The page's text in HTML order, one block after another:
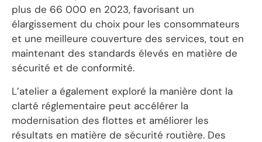
plus de 66 000 en 2023, favorisant un
élargissement du choix pour les consommateurs
et une meilleure couverture des services, tout en
maintenant des standards élevés en matière de
sécurité et de conformité.
L’atelier a également exploré la manière dont la
clarté réglementaire peut accélérer la
modernisation des flottes et améliorer les
résultats en matière de sécurité routière. Des